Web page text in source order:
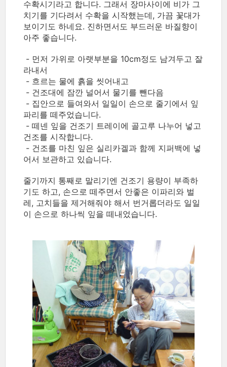
수확시기라고 합니다. 그래서 장마사이에 비가 그
치기를 기다려서 수확을 시작했는데, 가끔 꽃대가
보이기도 하네요. 진하면서도 부드러운 바질향이
아주 좋습니다.
- 먼저 가위로 아랫부분을 10cm정도 남겨두고 잘
라내서
- 흐르는 물에 흙을 씻어내고
- 건조대에 잠깐 널어서 물기를 뺀다음
- 집안으로 들여와서 일일이 손으로 줄기에서 잎
파리를 떼주었습니다.
- 떼넨 잎을 건조기 트레이에 골고루 나누어 넣고
건조를 시작합니다.
- 건조를 마친 잎은 실리카겔과 함께 지퍼백에 넣
어서 보관하고 있습니다.
줄기까지 통째로 말리기엔 건조기 용량이 부족하
기도 하고, 손으로 떼주면서 안좋은 이파리와 벌
레, 고치들을 제거해줘야 해서 번거롭더라도 일일
이 손으로 하나씩 잎을 떼내었습니다.